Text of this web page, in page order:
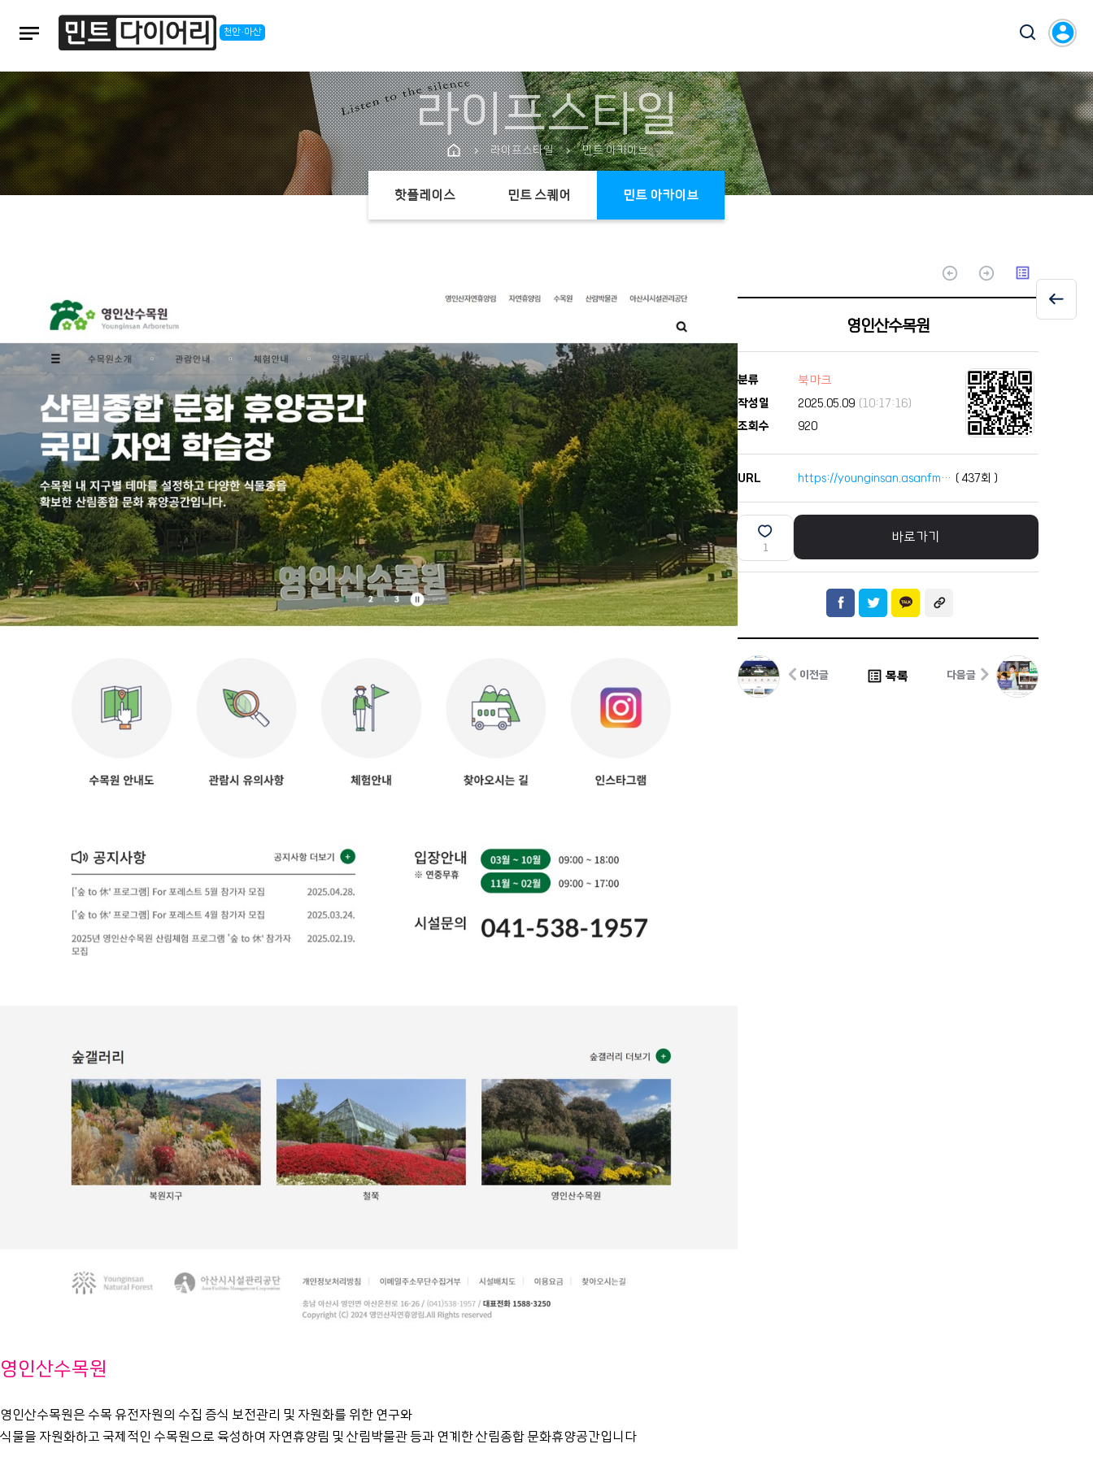
notes 천안·아산 account_circle
라이프스타일
chevron_right 라이프스타일 chevron_right 민트 아카이브
핫플레이스 민트 스퀘어 민트 아카이브
영인산수목원
영인산수목원은 수목 유전자원의 수집 증식 보전관리 및 자원화를 위한 연구와
식물을 자원화하고 국제적인 수목원으로 육성하여 자연휴양림 및 산림박물관 등과 연계한 산림종합 문화휴양공간입니다
arrow_circle_up arrow_circle_up list_alt
영인산수목원
분류 북마크
작성일 2025.05.09 (10:17:16)
조회수
920
URL https://younginsan.asanfm… ( 437회 )
1
바로가기
이전글 list_alt 목록 다음글